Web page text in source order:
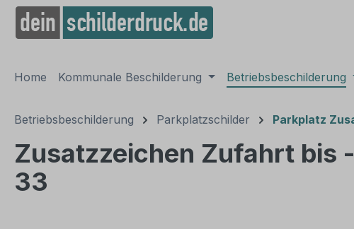
Zur Hauptnavigation springen
Home Kommunale Beschilderung Betriebsbeschilderung
Betriebsbeschilderung Parkplatzschilder Parkplatz
Zusatzzeichen Zufahrt bis
33